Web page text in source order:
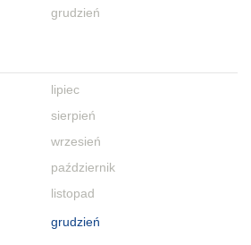
grudzień
lipiec
sierpień
wrzesień
październik
listopad
grudzień